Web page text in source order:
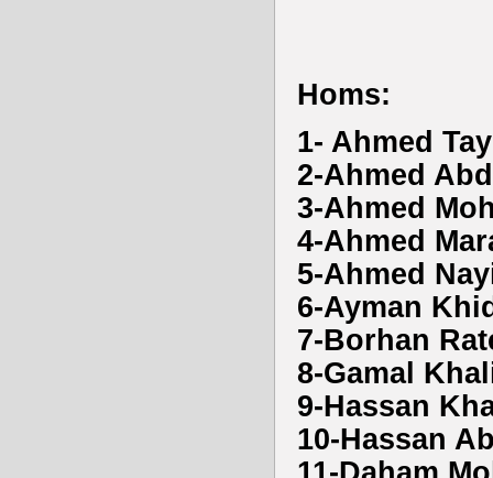
Homs:
1- Ahmed
2-Ahmed
3-Ahmed
4-Ahmed
5-Ahmed
6-Ayman
7-Borhan
8-Gamal
9-Hassan
10-Hassan